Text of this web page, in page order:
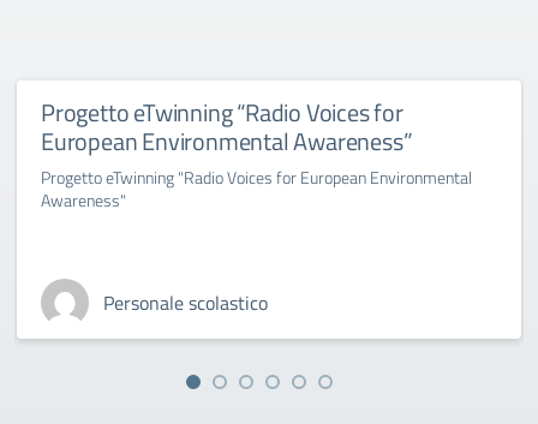
Progetto eTwinning “Radio Voices for
European Environmental Awareness”
Progetto eTwinning "Radio Voices for European Environmental
Awareness"
Personale scolastico